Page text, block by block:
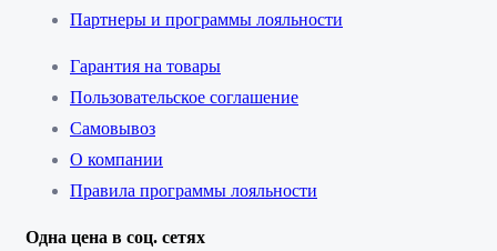
Партнеры и программы лояльности
Гарантия на товары
Пользовательское соглашение
Самовывоз
О компании
Правила программы лояльности
Одна цена в соц. сетях